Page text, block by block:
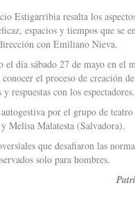
Estigarribia resalta los
espacios y tiempos que se
con Emiliano Nieva.
día sábado 27 de mayo en el
el proceso de creación
respuestas con los espectadores.
por el grupo de teatro
Melisa Malatesta (Salvadora).
que desafiaron las
solo para hombres.